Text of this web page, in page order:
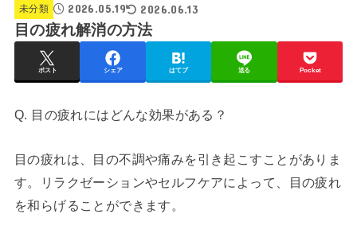
未分類 2026.05.19 2026.06.13
目の疲れ解消の方法
ポスト シェア はてブ 送る Pocket
Q. 目の疲れにはどんな効果がある？
目の疲れは、目の不調や痛みを引き起こすことがありま
す。リラクゼーションやセルフケアによって、目の疲れ
を和らげることができます。